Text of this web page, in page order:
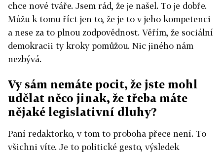
chce nové tváře. Jsem rád, že je našel. To je dobře.
Můžu k tomu říct jen to, že je to v jeho kompetenci
a nese za to plnou zodpovědnost. Věřím, že sociální
demokracii ty kroky pomůžou. Nic jiného nám
nezbývá.
Vy sám nemáte pocit, že jste mohl
udělat něco jinak, že třeba máte
nějaké legislativní dluhy?
Paní redaktorko, v tom to proboha přece není. To
všichni víte. Je to politické gesto, výsledek